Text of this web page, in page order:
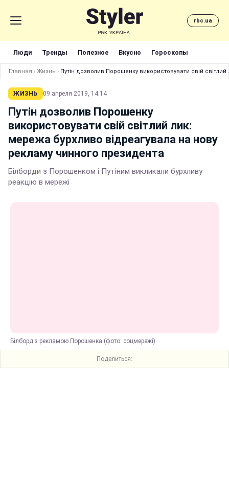
rbc.ua
Люди Тренды Полезное Вкусно Гороскопы
Главная › Жизнь › Путін дозволив Порошенку використовувати свій
ЖИЗНЬ 09 апреля 2019, 14:14
Путін дозволив Порошенку
використовувати свій світлий лик:
мережа бурхливо відреагувала на нову
рекламу чинного президента
Білборди з Порошенком і Путіним викликали бурхливу
реакцію в мережі
Білборд з рекламою Порошенка (фото: соцмережі)
Поделиться: